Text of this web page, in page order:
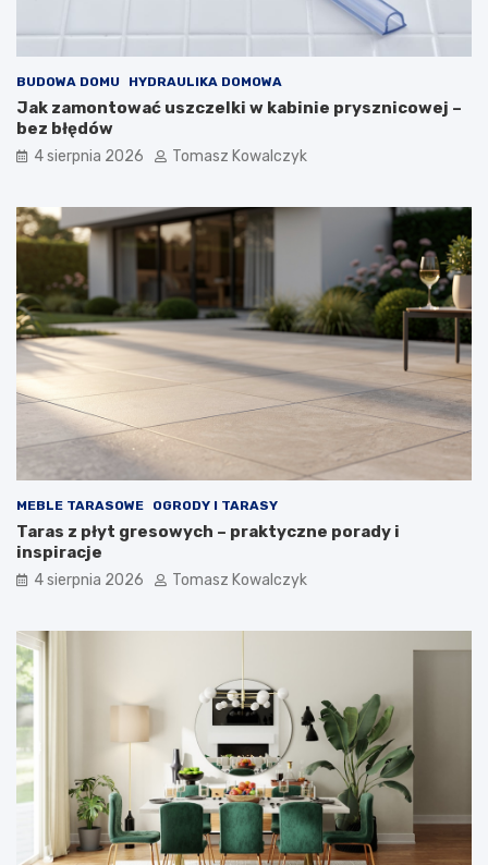
BUDOWA DOMU HYDRAULIKA DOMOWA
Jak zamontować uszczelki w kabinie prysznicowej –
bez błędów
4 sierpnia 2026 Tomasz Kowalczyk
MEBLE TARASOWE OGRODY I TARASY
Taras z płyt gresowych – praktyczne porady i
inspiracje
4 sierpnia 2026 Tomasz Kowalczyk